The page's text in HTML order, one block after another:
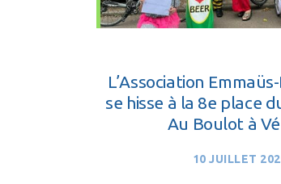
L’Association
se hisse à la 8e place
Au Boulot à
10 JUILLET